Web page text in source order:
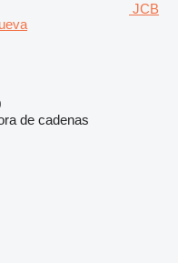
JCB
de cadenas